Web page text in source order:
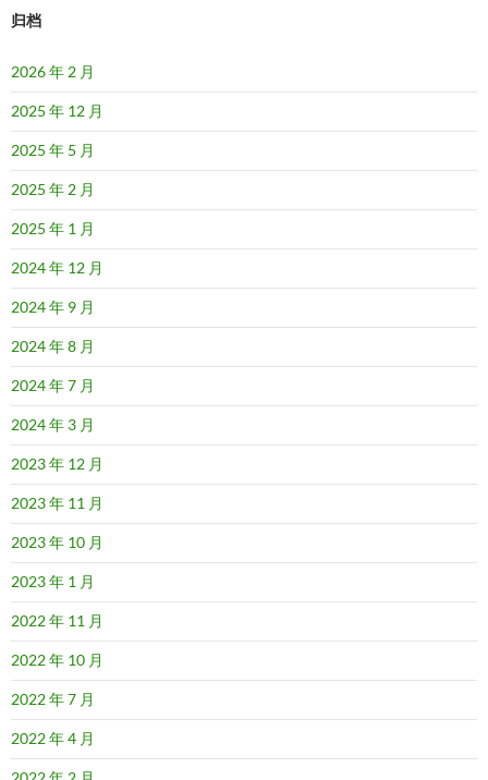
归档
2026 年 2 月
2025 年 12 月
2025 年 5 月
2025 年 2 月
2025 年 1 月
2024 年 12 月
2024 年 9 月
2024 年 8 月
2024 年 7 月
2024 年 3 月
2023 年 12 月
2023 年 11 月
2023 年 10 月
2023 年 1 月
2022 年 11 月
2022 年 10 月
2022 年 7 月
2022 年 4 月